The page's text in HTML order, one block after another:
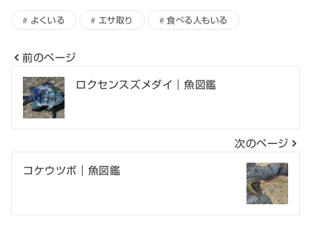
よくいる エサ取り 食べる人もいる
投
稿
ナ
ビ
ー
前のページ
ロクセンスズメダイ｜魚図鑑
次のページ
コケウツボ｜魚図鑑